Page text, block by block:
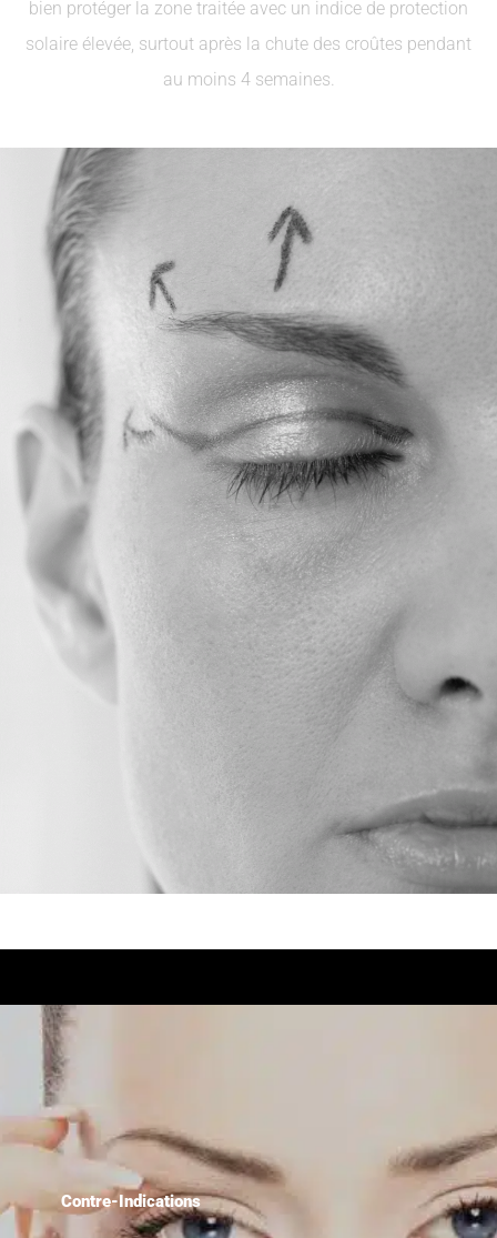
bien protéger la zone traitée avec un indice de protection
solaire élevée, surtout après la chute des croûtes pendant
au moins 4 semaines.
Contre-Indications